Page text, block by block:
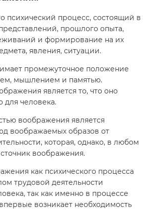
психический процесс, состоящий в
прошлого опыта,
и формирование на их
явления, ситуации.
промежуточное положение
мышлением и памятью.
является то, что оно
для человека.
воображения является
воображаемых образов от
которая, однако, в любом
воображения.
как психического процесса
трудовой деятельности
так как именно в процессе
возникает необходимость